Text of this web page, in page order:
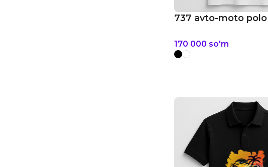
737 avto-moto polo
170 000 so'm